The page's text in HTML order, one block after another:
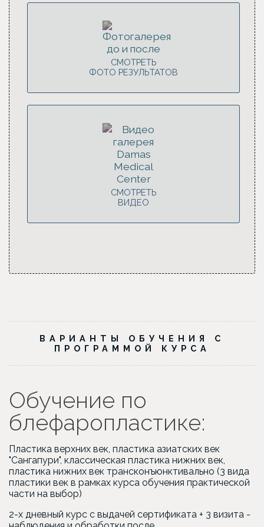
СМОТРЕТЬ
ФОТО РЕЗУЛЬТАТОВ
СМОТРЕТЬ
ВИДЕО
ВАРИАНТЫ ОБУЧЕНИЯ С
ПРОГРАММОЙ КУРСА
Обучение по
блефаропластике:
Пластика верхних век, пластика азиатских век
"Сангапури", классическая пластика нижних век,
пластика нижних век трансконъюнктивально (3 вида
пластики век в рамках курса обучения практической
части на выбор)
2-х дневный курс с выдачей сертификата + 3 визита -